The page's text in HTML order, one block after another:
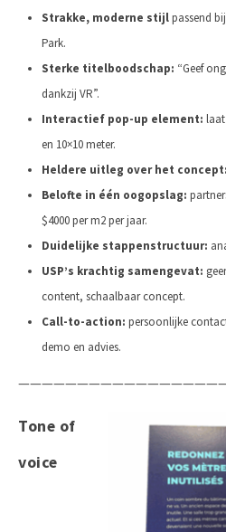
Strakke, moderne stijlpassend
Park.
Sterke titelboodschap: “Geef
dankzij VR”.
Interactief pop-up element:
en 10×10 meter.
Heldere uitleg over het concept:
Belofte in één oogopslag:
$4000 per m2 per jaar.
Duidelijke stappenstructuur:
USP’s krachtig samengevat:
content, schaalbaar concept.
Call-to-action: persoonlijke
demo en advies.
Tone of
voice